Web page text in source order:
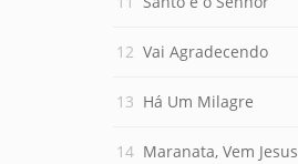
Vai Agradecendo
Há Um Milagre
Maranata, Vem Jesus